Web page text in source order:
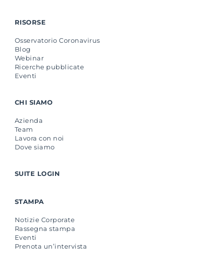
RISORSE
Osservatorio Coronavirus
Blog
Webinar
Ricerche pubblicate
Eventi
CHI SIAMO
Azienda
Team
Lavora con noi
Dove siamo
SUITE LOGIN
STAMPA
Notizie Corporate
Rassegna stampa
Eventi
Prenota un’intervista